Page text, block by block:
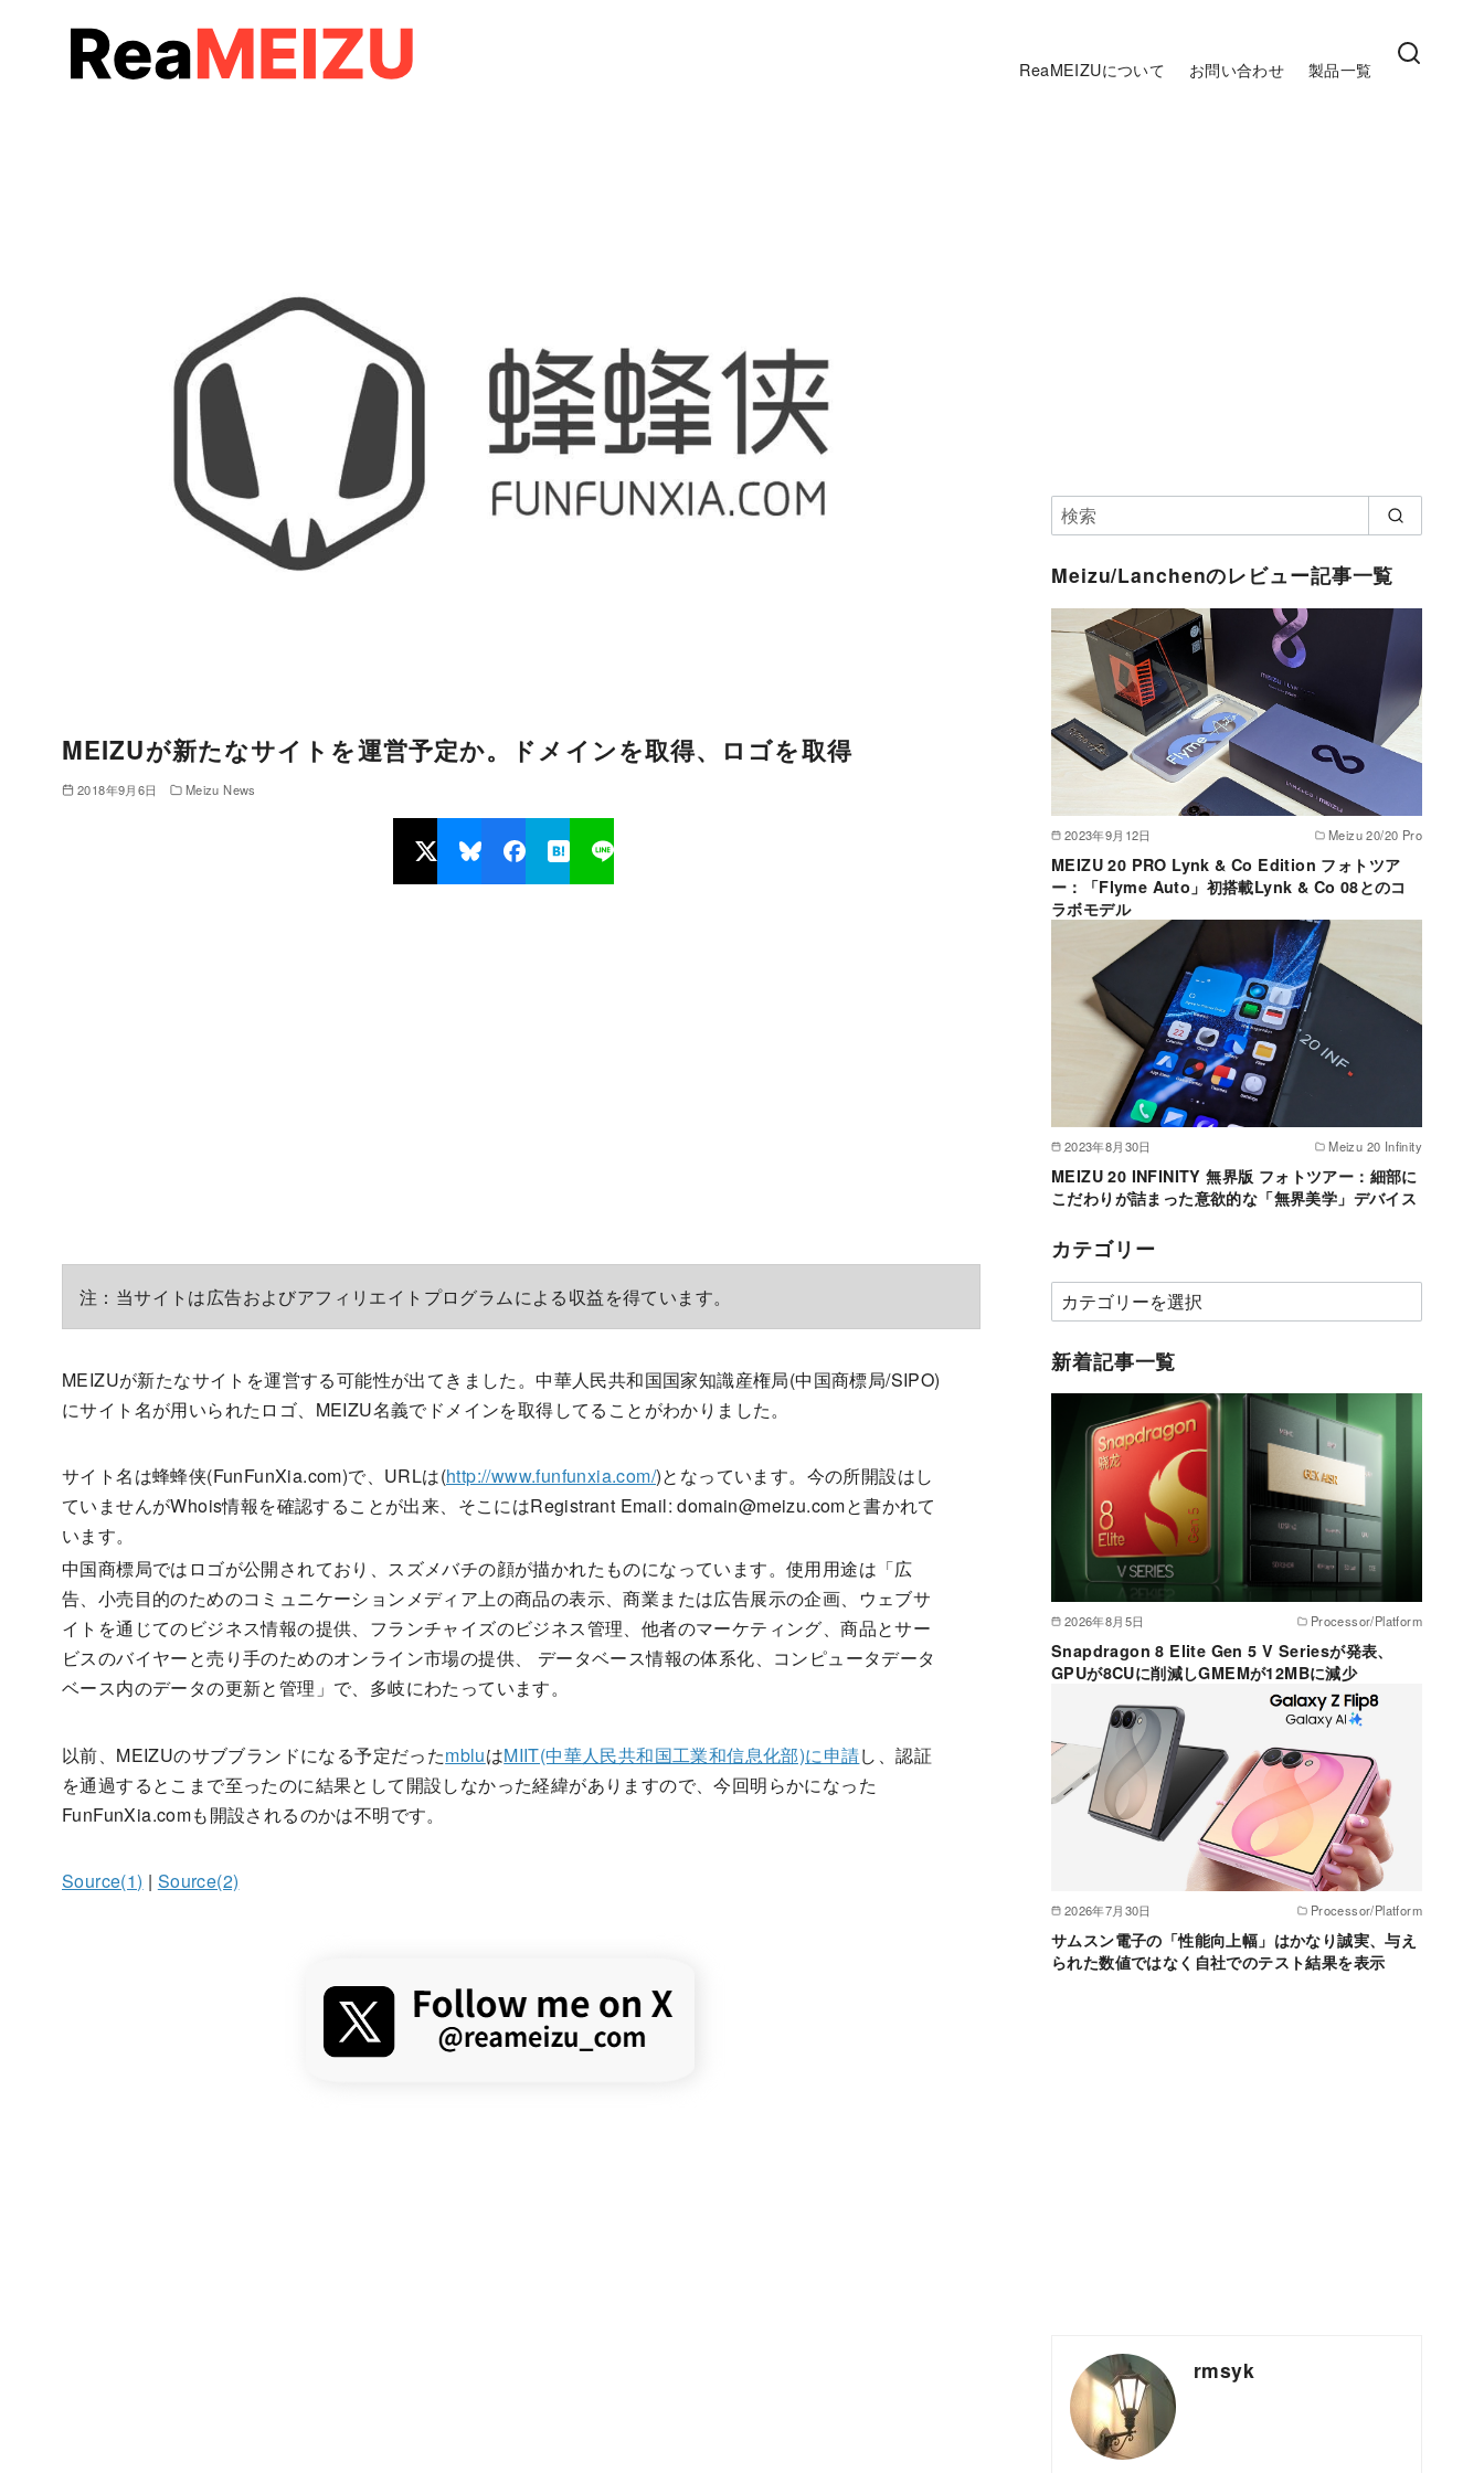
ReaMEIZUについて お問い合わせ 製品一覧
MEIZUが新たなサイトを運営予定か。ドメインを取得、ロゴを取得
2018年9月6日 Meizu News
注：当サイトは広告およびアフィリエイトプログラムによる収益を得ています。
MEIZUが新たなサイトを運営する可能性が出てきました。中華人民共和国国家知識産権局(中国商標局/SIPO)
にサイト名が用いられたロゴ、MEIZU名義でドメインを取得してることがわかりました。
サイト名は蜂蜂侠(FunFunXia.com)で、URLは(http://www.funfunxia.com/)となっています。今の所開設はし
ていませんがWhois情報を確認することが出来、そこにはRegistrant Email: domain@meizu.comと書かれて
います。
中国商標局ではロゴが公開されており、スズメバチの顔が描かれたものになっています。使用用途は「広
告、小売目的のためのコミュニケーションメディア上の商品の表示、商業または広告展示の企画、ウェブサ
イトを通じてのビジネス情報の提供、フランチャイズのビジネス管理、他者のマーケティング、商品とサー
ビスのバイヤーと売り手のためのオンライン市場の提供、
データベース情報の体系化、コンピュータデータ
ベース内のデータの更新と管理 」で、多岐にわたっています。
以前、MEIZUのサブブランドになる予定だったmbluはMIIT(中華人民共和国工業和信息化部)に申請し、認証
を通過するとこまで至ったのに結果として開設しなかった経緯がありますので、今回明らかになった
FunFunXia.comも開設されるのかは不明です。
Source(1) | Source(2)
Meizu/Lanchenのレビュー記事一覧
2023年9月12日 Meizu 20/20 Pro
MEIZU 20 PRO Lynk & Co Edition フォトツア
ー：「Flyme Auto」初搭載Lynk & Co 08とのコ
ラボモデル
2023年8月30日 Meizu 20 Infinity
MEIZU 20 INFINITY 無界版 フォトツアー：細部に
こだわりが詰まった意欲的な「無界美学」デバイス
カテゴリー
カ
テ
ゴ
新着記事一覧
2026年8月5日 Processor/Platform
Snapdragon 8 Elite Gen 5 V Seriesが発表、
GPUが8CUに削減しGMEMが12MBに減少
2026年7月30日 Processor/Platform
サムスン電子の「性能向上幅」はかなり誠実、与え
られた数値ではなく自社でのテスト結果を表示
rmsyk